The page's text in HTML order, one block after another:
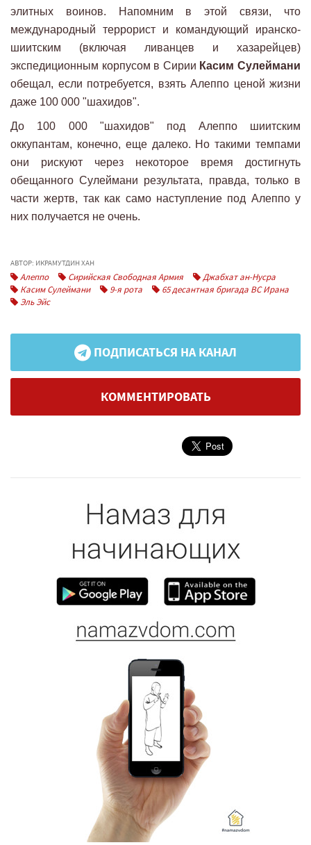
элитных воинов. Напомним в этой связи, что
международный террорист и командующий иранско-
шиитским (включая ливанцев и хазарейцев)
экспедиционным корпусом в Сирии Касим Сулеймани
обещал, если потребуется, взять Алеппо ценой жизни
даже 100 000 "шахидов".
До 100 000 "шахидов" под Алеппо шиитским
оккупантам, конечно, еще далеко. Но такими темпами
они рискуют через некоторое время достигнуть
обещанного Сулеймани результата, правда, только в
части жертв, так как само наступление под Алеппо у
них получается не очень.
АВТОР: ИКРАМУТДИН ХАН
Алеппо Сирийская Свободная Армия
Джабхат ан-Нусра
Касим Сулеймани
9-я рота
65 десантная бригада ВС Ирана
Эль Эйс
ПОДПИСАТЬСЯ НА КАНАЛ
КОММЕНТИРОВАТЬ